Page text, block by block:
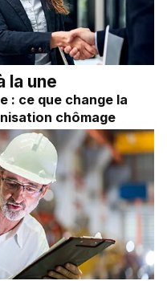
la une
: ce que change la
chômage